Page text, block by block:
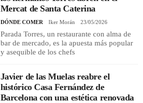
Mercat de Santa Caterina
DÓNDE COMER Iker Morán 23/05/2026
Parada Torres, un restaurante con alma de
bar de mercado, es la apuesta más popular
y asequible de los chefs
Javier de las Muelas reabre el
histórico Casa Fernández de
Barcelona con una estética renovada